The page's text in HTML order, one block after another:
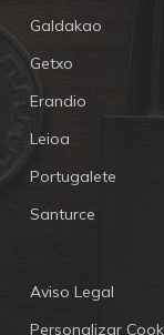
Galdakao
Getxo
Erandio
Leioa
Portugalete
Santurce
Aviso Legal
Personalizar